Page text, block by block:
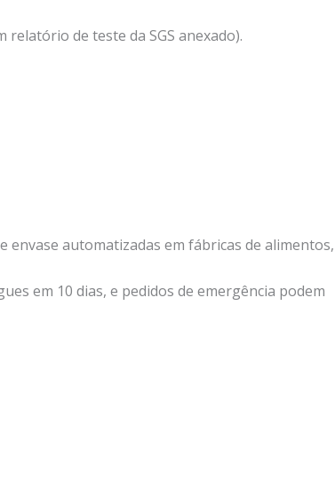
de teste da SGS anexado).
automatizadas em fábricas de alimentos,
em 10 dias, e pedidos de emergência podem